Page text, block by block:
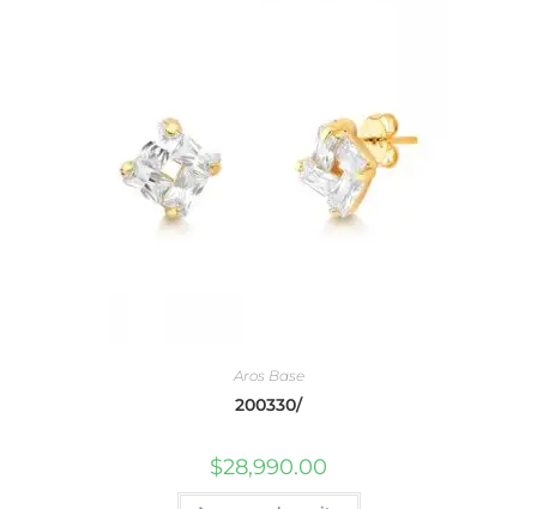
Aros Base
200330/
$28,990.00